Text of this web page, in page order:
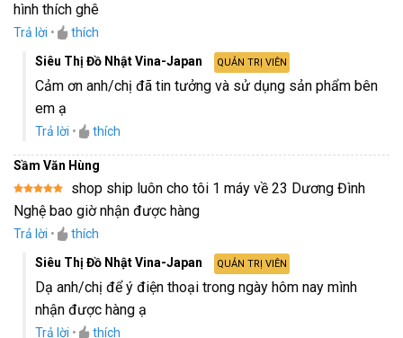
hình thích ghê
Trả lời •
thích
Siêu Thị Đồ Nhật Vina-Japan
QUẢN TRỊ VIÊN
Cảm ơn anh/chị đã tin tưởng và sử dụng sản phẩm bên
em ạ
Trả lời • thích
Sầm Văn Hùng
Được xếp
hạng55
shop ship luôn cho tôi 1 máy về 23 Dương Đình
Nghệ bao giờ nhận được hàng
Trả lời •
thích
Siêu Thị Đồ Nhật Vina-Japan
QUẢN TRỊ VIÊN
Dạ anh/chị để ý điện thoại trong ngày hôm nay mình
nhận được hàng ạ
Trả lời • thích